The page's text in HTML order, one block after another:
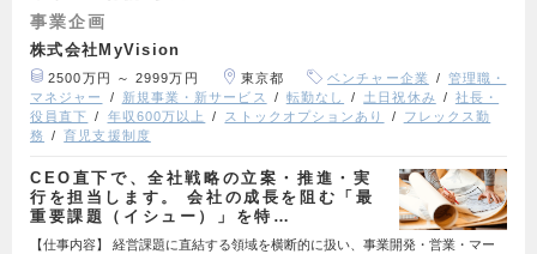
事業企画
株式会社MyVision
2500万円 ～ 2999万円 東京都 ベンチャー企業
管理職・
マネジャー
新規事業・新サービス 転勤なし 土日祝休み
社長・
役員直下
年収600万以上 ストックオプションあり
フレックス勤
務
育児支援制度
CEO直下で、全社戦略の立案・推進・実
行を担当します。 会社の成長を阻む「最
重要課題（イシュー）」を特…
【仕事内容】 経営課題に直結する領域を横断的に扱い、事業開発・営業・マー